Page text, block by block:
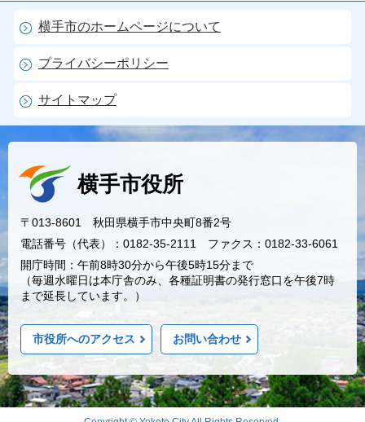
横手市のホームページについて
プライバシーポリシー
サイトマップ
横手市役所
〒013-8601 秋田県横手市中央町8番2号
電話番号（代表）：0182-35-2111 ファクス：0182-33-6061
開庁時間：午前8時30分から午後5時15分まで
（毎週水曜日は本庁舎のみ、各種証明書の発行窓口を午後7時
まで延長しています。）
市役所へのアクセス お問い合わせ